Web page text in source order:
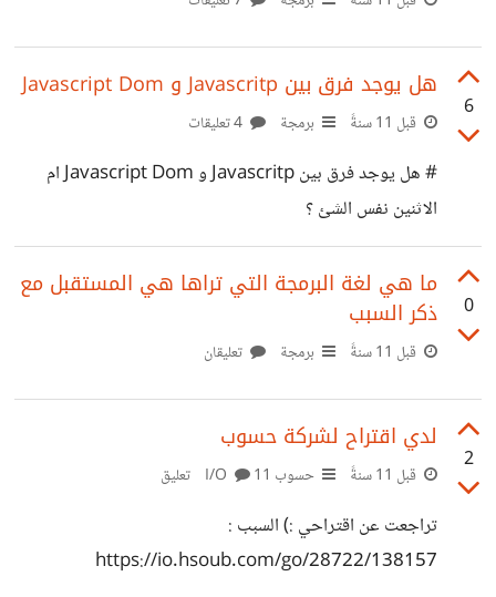
http://www.superfamous.com/ 16-
http://www.imcreator.com/free 17-
http://www.deathtothestockphoto.com/ 18-
http://www.lockandstockphotos.com/ 19-
http://www.compfight.com/ 21-
http://www.foter.com/ 22-
http://www.pickupimage.com/ 23-
https://www.pexels.com 26-
https://unsplash.com/
6
هل يوجد فرق بين Javascritp و Javascript Dom
قبل 11 سنةً برمجة
# هل يوجد فرق بين Javascritp و Javascript Dom ام
الاثنين نفس الشئ ؟
0
ما هي لغة البرمجة التي تراها هي المستقبل مع
ذكر السبب
قبل 11 سنةً برمجة تعليقان
2
لدي اقتراح لشركة حسوب
قبل 11 سنةً حسوب I/O 11 تعليق
تراجعت عن اقتراحي :) السبب :
https://io.hsoub.com/go/28722/138157